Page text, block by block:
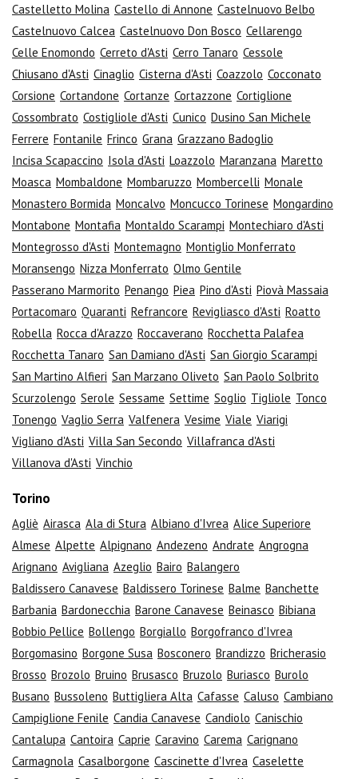
Castelletto Molina Castello di Annone Castelnuovo Belbo
Castelnuovo Calcea Castelnuovo Don Bosco Cellarengo
Celle Enomondo Cerreto d'Asti Cerro Tanaro Cessole
Chiusano d'Asti Cinaglio Cisterna d'Asti Coazzolo Cocconato
Corsione Cortandone Cortanze Cortazzone Cortiglione
Cossombrato Costigliole d'Asti Cunico Dusino San Michele
Ferrere Fontanile Frinco Grana Grazzano Badoglio
Incisa Scapaccino Isola d'Asti Loazzolo Maranzana Maretto
Moasca Mombaldone Mombaruzzo Mombercelli Monale
Monastero Bormida Moncalvo Moncucco Torinese Mongardino
Montabone Montafia Montaldo Scarampi Montechiaro d'Asti
Montegrosso d'Asti Montemagno Montiglio Monferrato
Moransengo Nizza Monferrato Olmo Gentile
Passerano Marmorito Penango Piea Pino d'Asti Piovà Massaia
Portacomaro Quaranti Refrancore Revigliasco d'Asti Roatto
Robella Rocca d'Arazzo Roccaverano Rocchetta Palafea
Rocchetta Tanaro San Damiano d'Asti San Giorgio Scarampi
San Martino Alfieri San Marzano Oliveto San Paolo Solbrito
Scurzolengo Serole Sessame Settime Soglio Tigliole Tonco
Tonengo Vaglio Serra Valfenera Vesime Viale Viarigi
Vigliano d'Asti Villa San Secondo Villafranca d'Asti
Villanova d'Asti Vinchio
Torino
Agliè Airasca Ala di Stura Albiano d'Ivrea Alice Superiore
Almese Alpette Alpignano Andezeno Andrate Angrogna
Arignano Avigliana Azeglio Bairo Balangero
Baldissero Canavese Baldissero Torinese Balme Banchette
Barbania Bardonecchia Barone Canavese Beinasco Bibiana
Bobbio Pellice Bollengo Borgiallo Borgofranco d'Ivrea
Borgomasino Borgone Susa Bosconero Brandizzo Bricherasio
Brosso Brozolo Bruino Brusasco Bruzolo Buriasco Burolo
Busano Bussoleno Buttigliera Alta Cafasse Caluso Cambiano
Campiglione Fenile Candia Canavese Candiolo Canischio
Cantalupa Cantoira Caprie Caravino Carema Carignano
Carmagnola Casalborgone Cascinette d'Ivrea Caselette